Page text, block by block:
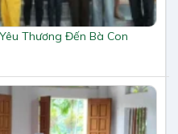
Thương Đến Bà Con